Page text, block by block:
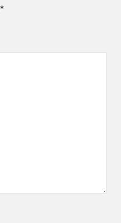
*